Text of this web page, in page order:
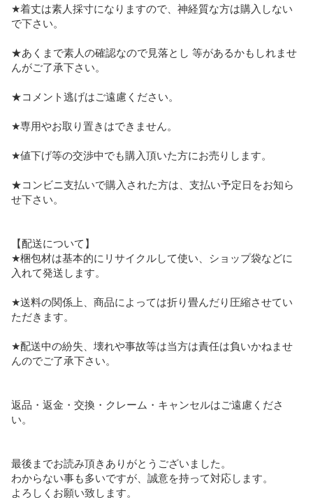
★着丈は素人採寸になりますので、神経質な方は購入しない
で下さい。
★あくまで素人の確認なので見落とし 等があるかもしれませ
んがご了承下さい。
★コメント逃げはご遠慮ください。
★専用やお取り置きはできません。
★値下げ等の交渉中でも購入頂いた方にお売りします。
★コンビニ支払いで購入された方は、支払い予定日をお知ら
せ下さい。
【配送について】
★梱包材は基本的にリサイクルして使い、ショップ袋などに
入れて発送します。
★送料の関係上、商品によっては折り畳んだり圧縮させてい
ただきます。
★配送中の紛失、壊れや事故等は当方は責任は負いかねませ
んのでご了承下さい。
返品・返金・交換・クレーム・キャンセルはご遠慮くださ
い。
最後までお読み頂きありがとうございました。
わからない事も多いですが、誠意を持って対応します。
よろしくお願い致します。